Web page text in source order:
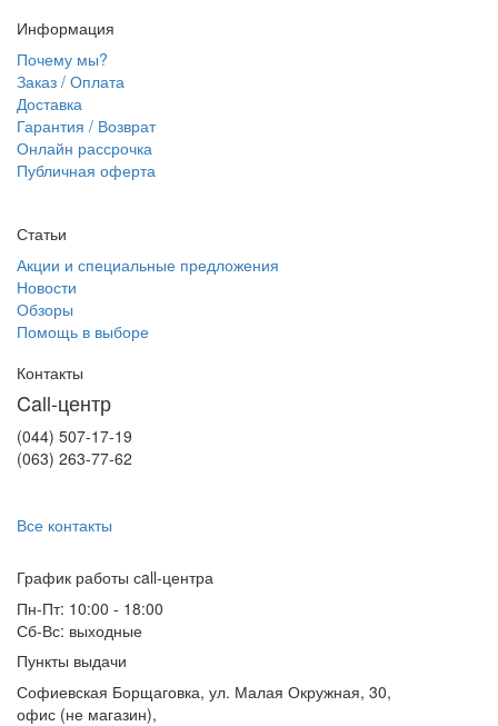
Информация
Почему мы?
Заказ / Оплата
Доставка
Гарантия / Возврат
Онлайн рассрочка
Публичная оферта
Статьи
Акции и специальные предложения
Новости
Обзоры
Помощь в выборе
Контакты
Call-центр
(044) 507-17-19
(063) 263-77-62
Все контакты
График работы сall-центра
Пн-Пт: 10:00 - 18:00
Сб-Вс: выходные
Пункты выдачи
Софиевская Борщаговка, ул. Малая Окружная, 30,
офис (не магазин),